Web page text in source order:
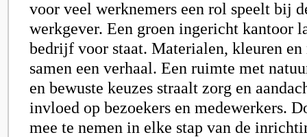
voor veel werknemers een rol speelt bij
werkgever. Een groen ingericht kantoor
bedrijf voor staat. Materialen, kleuren
samen een verhaal. Een ruimte met
en bewuste keuzes straalt zorg en
invloed op bezoekers en medewerkers.
mee te nemen in elke stap van de